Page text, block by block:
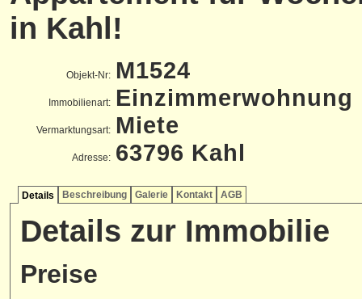
in Kahl!
Objekt-Nr: M1524
Immobilienart: Einzimmerwohnung
Vermarktungsart: Miete
Adresse: 63796 Kahl
Details Beschreibung Galerie Kontakt AGB
Details zur Immobilie
Preise